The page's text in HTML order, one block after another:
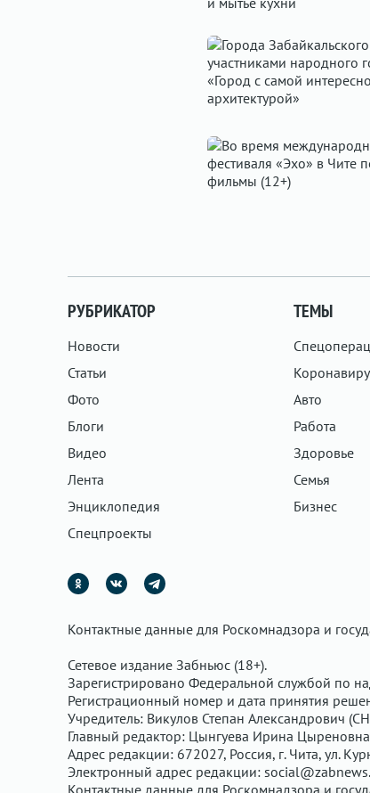
РУБРИКАТОР
Новости
Статьи
Фото
Блоги
Видео
Лента
Энциклопедия
Спецпроекты
ТЕМЫ
Авто
Работа
Здоровье
Семья
Бизнес
Контактные данные для Роскомнадзора и
Сетевое издание Забньюс (18+).
Зарегистрировано Федеральной службой по
Регистрационный номер и дата принятия
Учредитель: Викулов Степан Александрович
Главный редактор: Цынгуева Ирина
Адрес редакции: 672027, Россия, г. Чита, ул.
Электронный адрес редакции:
Контактные данные для Роскомнадзора и